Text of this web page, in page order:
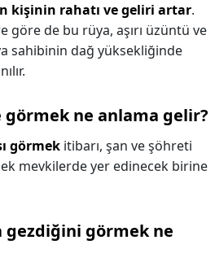
kişinin rahatı ve geliri artar.
göre de bu rüya, aşırı üzüntü ve
sahibinin dağ yüksekliğinde
görmek ne anlama gelir?
görmek itibarı, şan ve şöhreti
mevkilerde yer edinecek birine
gezdiğini görmek ne